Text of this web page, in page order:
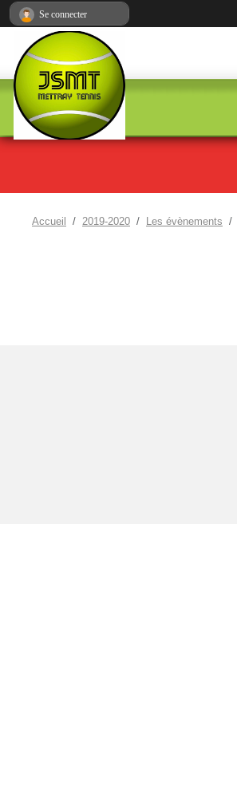
Accueil 2019-2020 Les évènements
Se connecter
Panneau de gestion des cookies